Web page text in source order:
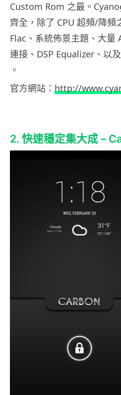
Custom Rom 之最。
齊全，除了 CPU 超頻/降頻
Flac、系統佈景主題、大量
連接、DSP Equalizer、以
。
官方網站： http://
2. 快速穩定集大成 –